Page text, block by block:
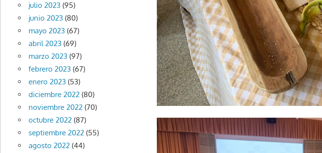
julio 2023(95)
junio 2023(80)
mayo 2023(67)
abril 2023(69)
marzo 2023(97)
febrero 2023(67)
enero 2023(53)
diciembre 2022(80)
noviembre 2022(70)
octubre 2022(87)
septiembre 2022(55)
agosto 2022(44)